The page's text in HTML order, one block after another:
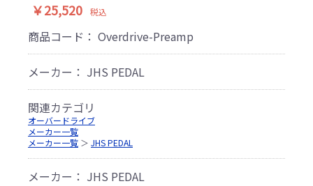
￥25,520 税込
商品コード： Overdrive-Preamp
メーカー： JHS PEDAL
関連カテゴリ
オーバードライブ
メーカー一覧
メーカー一覧 ＞ JHS PEDAL
メーカー： JHS PEDAL